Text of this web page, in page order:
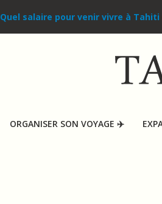
Quel salaire pour venir vivre à Tahiti
ORGANISER SON VOYAGE ✈️